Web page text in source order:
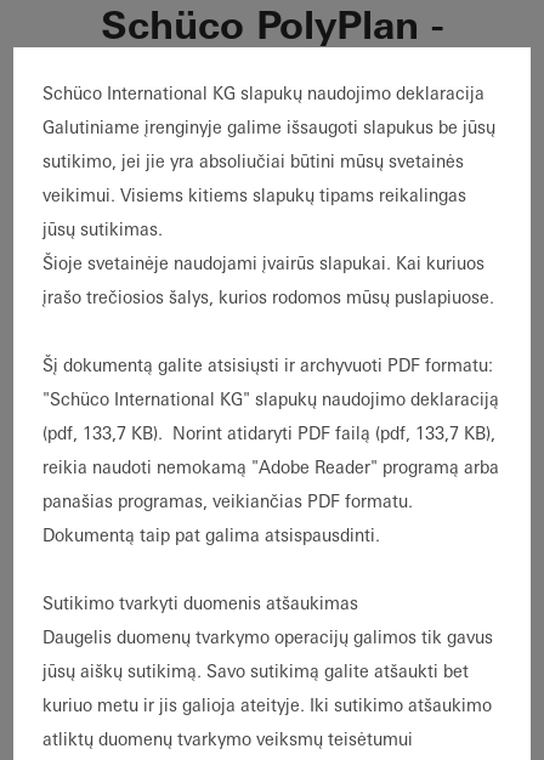
Schüco PolyPlan -
software for Schüco
PVC-U systems
With the Schüco PolyPlan software tool,
architects and planners can quickly and
conveniently find suitable product
windows, doors, and sliding systems -
centrally located on one platform.
Schüco International KG slapukų naudojimo deklaracija
Galutiniame įrenginyje galime išsaugoti slapukus be jūsų
sutikimo, jei jie yra absoliučiai būtini mūsų svetainės
veikimui. Visiems kitiems slapukų tipams reikalingas
jūsų sutikimas.
Šioje svetainėje naudojami įvairūs slapukai. Kai kuriuos
įrašo trečiosios šalys, kurios rodomos mūsų puslapiuose.
Šį dokumentą galite atsisiųsti ir archyvuoti PDF formatu:
"Schüco International KG" slapukų naudojimo deklaraciją
(pdf, 133,7 KB). Norint atidaryti PDF failą (pdf, 133,7 KB),
reikia naudoti nemokamą "Adobe Reader" programą arba
panašias programas, veikiančias PDF formatu.
Dokumentą taip pat galima atsispausdinti.
Sutikimo tvarkyti duomenis atšaukimas
Daugelis duomenų tvarkymo operacijų galimos tik gavus
jūsų aiškų sutikimą. Savo sutikimą galite atšaukti bet
kuriuo metu ir jis galioja ateityje. Iki sutikimo atšaukimo
atliktų duomenų tvarkymo veiksmų teisėtumui